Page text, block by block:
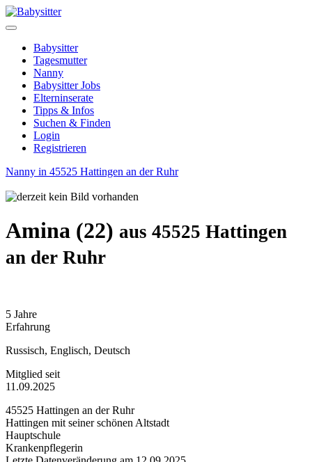
Babysitter
Tagesmutter
Nanny
Babysitter Jobs
Elterninserate
Tipps & Infos
Suchen & Finden
Login
Registrieren
Nanny in 45525 Hattingen an der Ruhr
Amina (22) aus 45525 Hattingen
an der Ruhr
5 Jahre
Erfahrung
Russisch, Englisch, Deutsch
Mitglied seit
11.09.2025
45525 Hattingen an der Ruhr
Hattingen mit seiner schönen Altstadt
Hauptschule
Krankenpflegerin